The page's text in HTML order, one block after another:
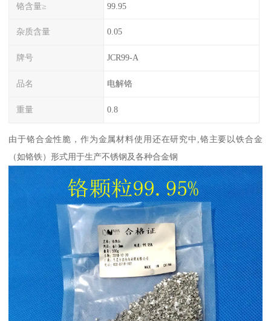
铬含量≥ 99.95
杂质含量 0.05
牌号 JCR99-A
品名 电解铬
重量 0.8
由于铬合金性脆，作为金属材料使用还在研究中,铬主要以铁合金
（如铬铁）形式用于生产不锈钢及各种合金钢